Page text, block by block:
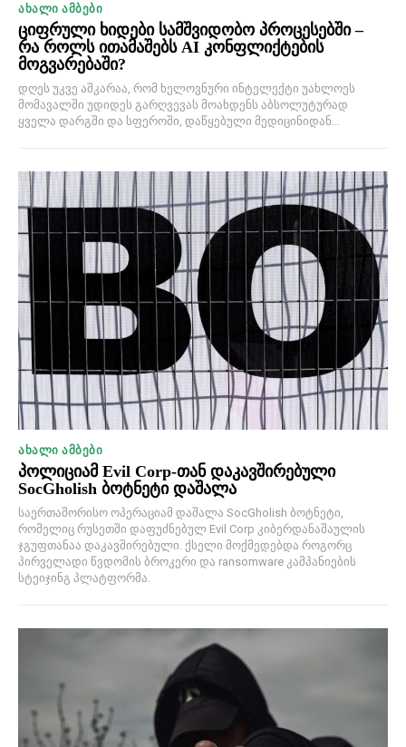
ᲐᲮᲐᲚᲘ ᲐᲛᲑᲔᲑᲘ
ციფრული ხიდები სამშვიდობო პროცესებში –
რა როლს ითამაშებს AI კონფლიქტების
მოგვარებაში?
დღეს უკვე აშკარაა, რომ ხელოვნური ინტელექტი უახლოეს
მომავალში უდიდეს გარღვევას მოახდენს აბსოლუტურად
ყველა დარგში და სფეროში, დაწყებული მედიცინიდან...
ᲐᲮᲐᲚᲘ ᲐᲛᲑᲔᲑᲘ
პოლიციამ Evil Corp-თან დაკავშირებული
SocGholish ბოტნეტი დაშალა
საერთაშორისო ოპერაციამ დაშალა SocGholish ბოტნეტი,
რომელიც რუსეთში დაფუძნებულ Evil Corp კიბერდანაშაულის
ჯგუფთანაა დაკავშირებული. ქსელი მოქმედებდა როგორც
პირველადი წვდომის ბროკერი და ransomware კამპანიების
სტეიჯინგ პლატფორმა.